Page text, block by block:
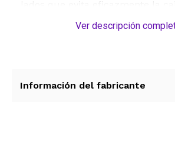
perfume, velas, plantas pequenas
Ver descripción
Información del fabricante